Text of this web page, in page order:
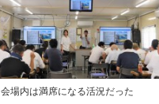
会場内は満席になる活況だった